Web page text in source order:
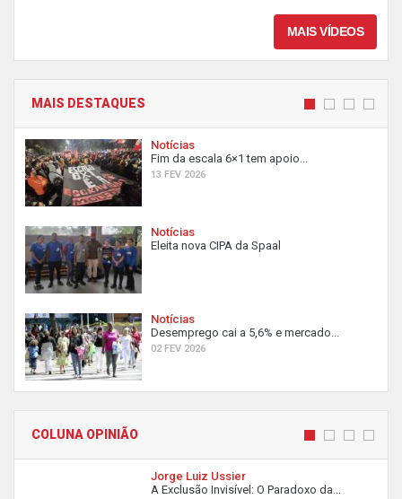
MAIS VÍDEOS
MAIS DESTAQUES
Notícias
Fim da escala 6×1 tem apoio...
13 FEV 2026
Notícias
Eleita nova CIPA da Spaal
Notícias
Desemprego cai a 5,6% e mercado...
02 FEV 2026
COLUNA OPINIÃO
Jorge Luiz Ussier
A Exclusão Invisível: O Paradoxo da...